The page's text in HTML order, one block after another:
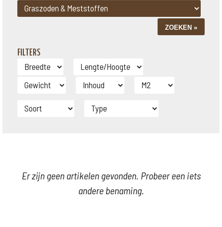
FILTERS
Er zijn geen artikelen gevonden. Probeer een iets
andere benaming.